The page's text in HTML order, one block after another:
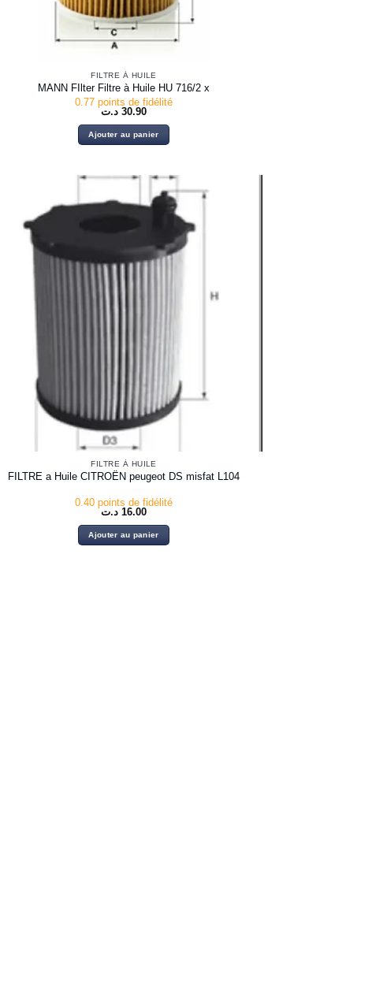
FILTRE À HUILE
MANN FIlter Filtre à Huile HU 716/2 x
0.77 points de fidélité
30.90 د.ت
Ajouter au panier
FILTRE À HUILE
FILTRE a Huile CITROËN peugeot DS misfat L104
0.40 points de fidélité
16.00 د.ت
Ajouter au panier